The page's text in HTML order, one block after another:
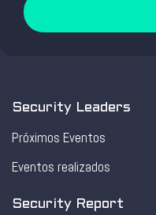
Security Leaders
Próximos Eventos
Eventos realizados
Security Report